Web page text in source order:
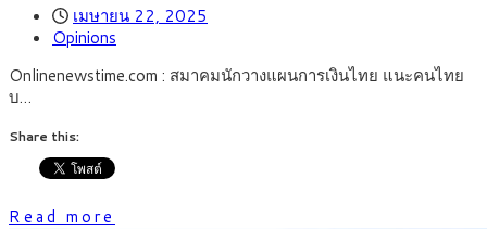
เมษายน 22, 2025
Opinions
Onlinenewstime.com : สมาคมนักวางแผนการเงินไทย แนะคนไทย
บ…
Share this:
Read more